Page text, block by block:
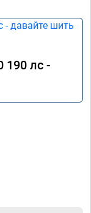
190 лс -